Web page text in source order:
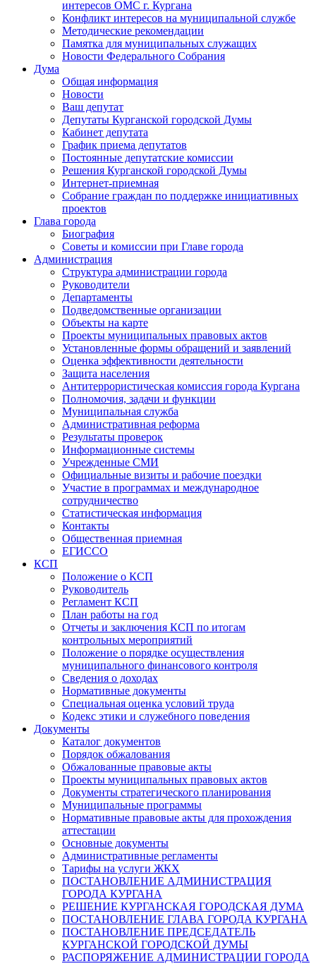
интересов ОМС г. Кургана
Конфликт интересов на муниципальной службе
Методические рекомендации
Памятка для муниципальных служащих
Новости Федерального Cобрания
Дума
Общая информация
Новости
Ваш депутат
Депутаты Курганской городской Думы
Кабинет депутата
График приема депутатов
Постоянные депутатские комиссии
Решения Курганской городской Думы
Интернет-приемная
Собрание граждан по поддержке инициативных
проектов
Глава города
Биография
Советы и комиссии при Главе города
Администрация
Структура администрации города
Руководители
Департаменты
Подведомственные организации
Объекты на карте
Проекты муниципальных правовых актов
Установленные формы обращений и заявлений
Оценка эффективности деятельности
Защита населения
Антитеррористическая комиссия города Кургана
Полномочия, задачи и функции
Муниципальная служба
Административная реформа
Результаты проверок
Информационные системы
Учрежденные СМИ
Официальные визиты и рабочие поездки
Участие в программах и международное
сотрудничество
Статистическая информация
Контакты
Общественная приемная
ЕГИССО
КСП
Положение о КСП
Руководитель
Регламент КСП
План работы на год
Отчеты и заключения КСП по итогам
контрольных мероприятий
Положение о порядке осуществления
муниципального финансового контроля
Сведения о доходах
Нормативные документы
Специальная оценка условий труда
Кодекс этики и служебного поведения
Документы
Каталог документов
Порядок обжалования
Обжалованные правовые акты
Проекты муниципальных правовых актов
Документы стратегического планирования
Муниципальные программы
Нормативные правовые акты для прохождения
аттестации
Основные документы
Административные регламенты
Тарифы на услуги ЖКХ
ПОСТАНОВЛЕНИЕ АДМИНИСТРАЦИЯ
ГОРОДА КУРГАНА
РЕШЕНИЕ КУРГАНСКАЯ ГОРОДСКАЯ ДУМА
ПОСТАНОВЛЕНИЕ ГЛАВА ГОРОДА КУРГАНА
ПОСТАНОВЛЕНИЕ ПРЕДСЕДАТЕЛЬ
КУРГАНСКОЙ ГОРОДСКОЙ ДУМЫ
РАСПОРЯЖЕНИЕ АДМИНИСТРАЦИИ ГОРОДА